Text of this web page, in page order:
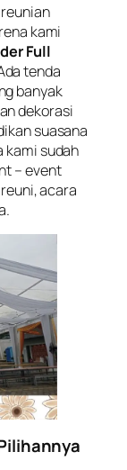
kami
Full
tenda
banyak
dekorasi
suasana
kami sudah
– event
acara